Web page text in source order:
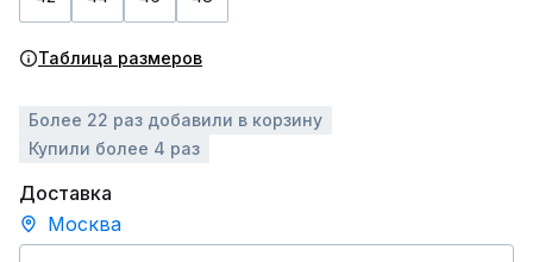
Таблица размеров
Более 22 раз добавили в корзину
Купили более 4 раз
Доставка
Москва